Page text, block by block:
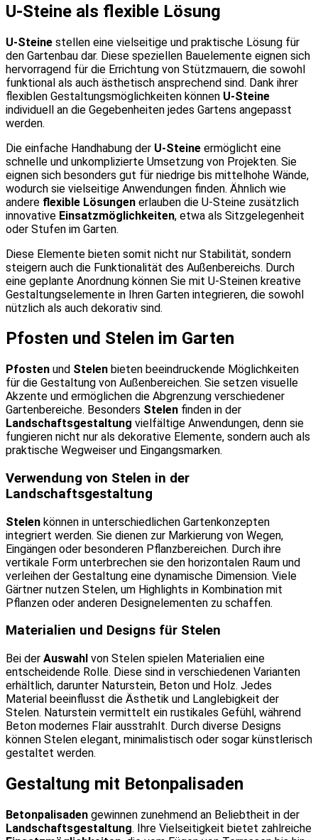
U-Steine als flexible Lösung
U-Steine stellen eine vielseitige und praktische Lösung für
den Gartenbau dar. Diese speziellen Bauelemente eignen sich
hervorragend für die Errichtung von Stützmauern, die sowohl
funktional als auch ästhetisch ansprechend sind. Dank ihrer
flexiblen Gestaltungsmöglichkeiten können U-Steine
individuell an die Gegebenheiten jedes Gartens angepasst
werden.
Die einfache Handhabung der U-Steine ermöglicht eine
schnelle und unkomplizierte Umsetzung von Projekten. Sie
eignen sich besonders gut für niedrige bis mittelhohe Wände,
wodurch sie vielseitige Anwendungen finden. Ähnlich wie
andere flexible Lösungen erlauben die U-Steine zusätzlich
innovative Einsatzmöglichkeiten, etwa als Sitzgelegenheit
oder Stufen im Garten.
Diese Elemente bieten somit nicht nur Stabilität, sondern
steigern auch die Funktionalität des Außenbereichs. Durch
eine geplante Anordnung können Sie mit U-Steinen kreative
Gestaltungselemente in Ihren Garten integrieren, die sowohl
nützlich als auch dekorativ sind.
Pfosten und Stelen im Garten
Pfosten und Stelen bieten beeindruckende Möglichkeiten
für die Gestaltung von Außenbereichen. Sie setzen visuelle
Akzente und ermöglichen die Abgrenzung verschiedener
Gartenbereiche. Besonders Stelen finden in der
Landschaftsgestaltung vielfältige Anwendungen, denn sie
fungieren nicht nur als dekorative Elemente, sondern auch als
praktische Wegweiser und Eingangsmarken.
Verwendung von Stelen in der
Landschaftsgestaltung
Stelen können in unterschiedlichen Gartenkonzepten
integriert werden. Sie dienen zur Markierung von Wegen,
Eingängen oder besonderen Pflanzbereichen. Durch ihre
vertikale Form unterbrechen sie den horizontalen Raum und
verleihen der Gestaltung eine dynamische Dimension. Viele
Gärtner nutzen Stelen, um Highlights in Kombination mit
Pflanzen oder anderen Designelementen zu schaffen.
Materialien und Designs für Stelen
Bei der Auswahl von Stelen spielen Materialien eine
entscheidende Rolle. Diese sind in verschiedenen Varianten
erhältlich, darunter Naturstein, Beton und Holz. Jedes
Material beeinflusst die Ästhetik und Langlebigkeit der
Stelen. Naturstein vermittelt ein rustikales Gefühl, während
Beton modernes Flair ausstrahlt. Durch diverse Designs
können Stelen elegant, minimalistisch oder sogar künstlerisch
gestaltet werden.
Gestaltung mit Betonpalisaden
Betonpalisaden gewinnen zunehmend an Beliebtheit in der
Landschaftsgestaltung. Ihre Vielseitigkeit bietet zahlreiche